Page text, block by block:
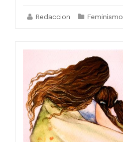
Redaccion Feminismo